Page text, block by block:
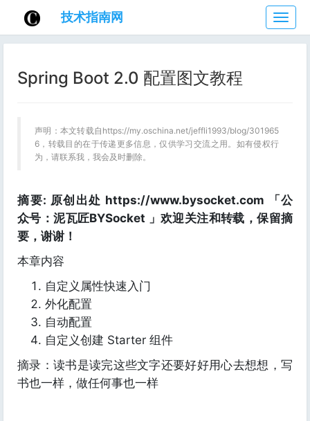
技
术
指
技术指南网
Spring Boot 2.0 配置图文教程
声明：本文转载自https://my.oschina.net/jeffli1993/blog/301965
6，转载目的在于传递更多信息，仅供学习交流之用。如有侵权行
为，请联系我，我会及时删除。
摘要: 原创出处 https://www.bysocket.com 「公
众号：泥瓦匠BYSocket 」欢迎关注和转载，保留摘
要，谢谢！
本章内容
自定义属性快速入门
外化配置
自动配置
自定义创建 Starter 组件
摘录：读书是读完这些文字还要好好用心去想想，写
书也一样，做任何事也一样